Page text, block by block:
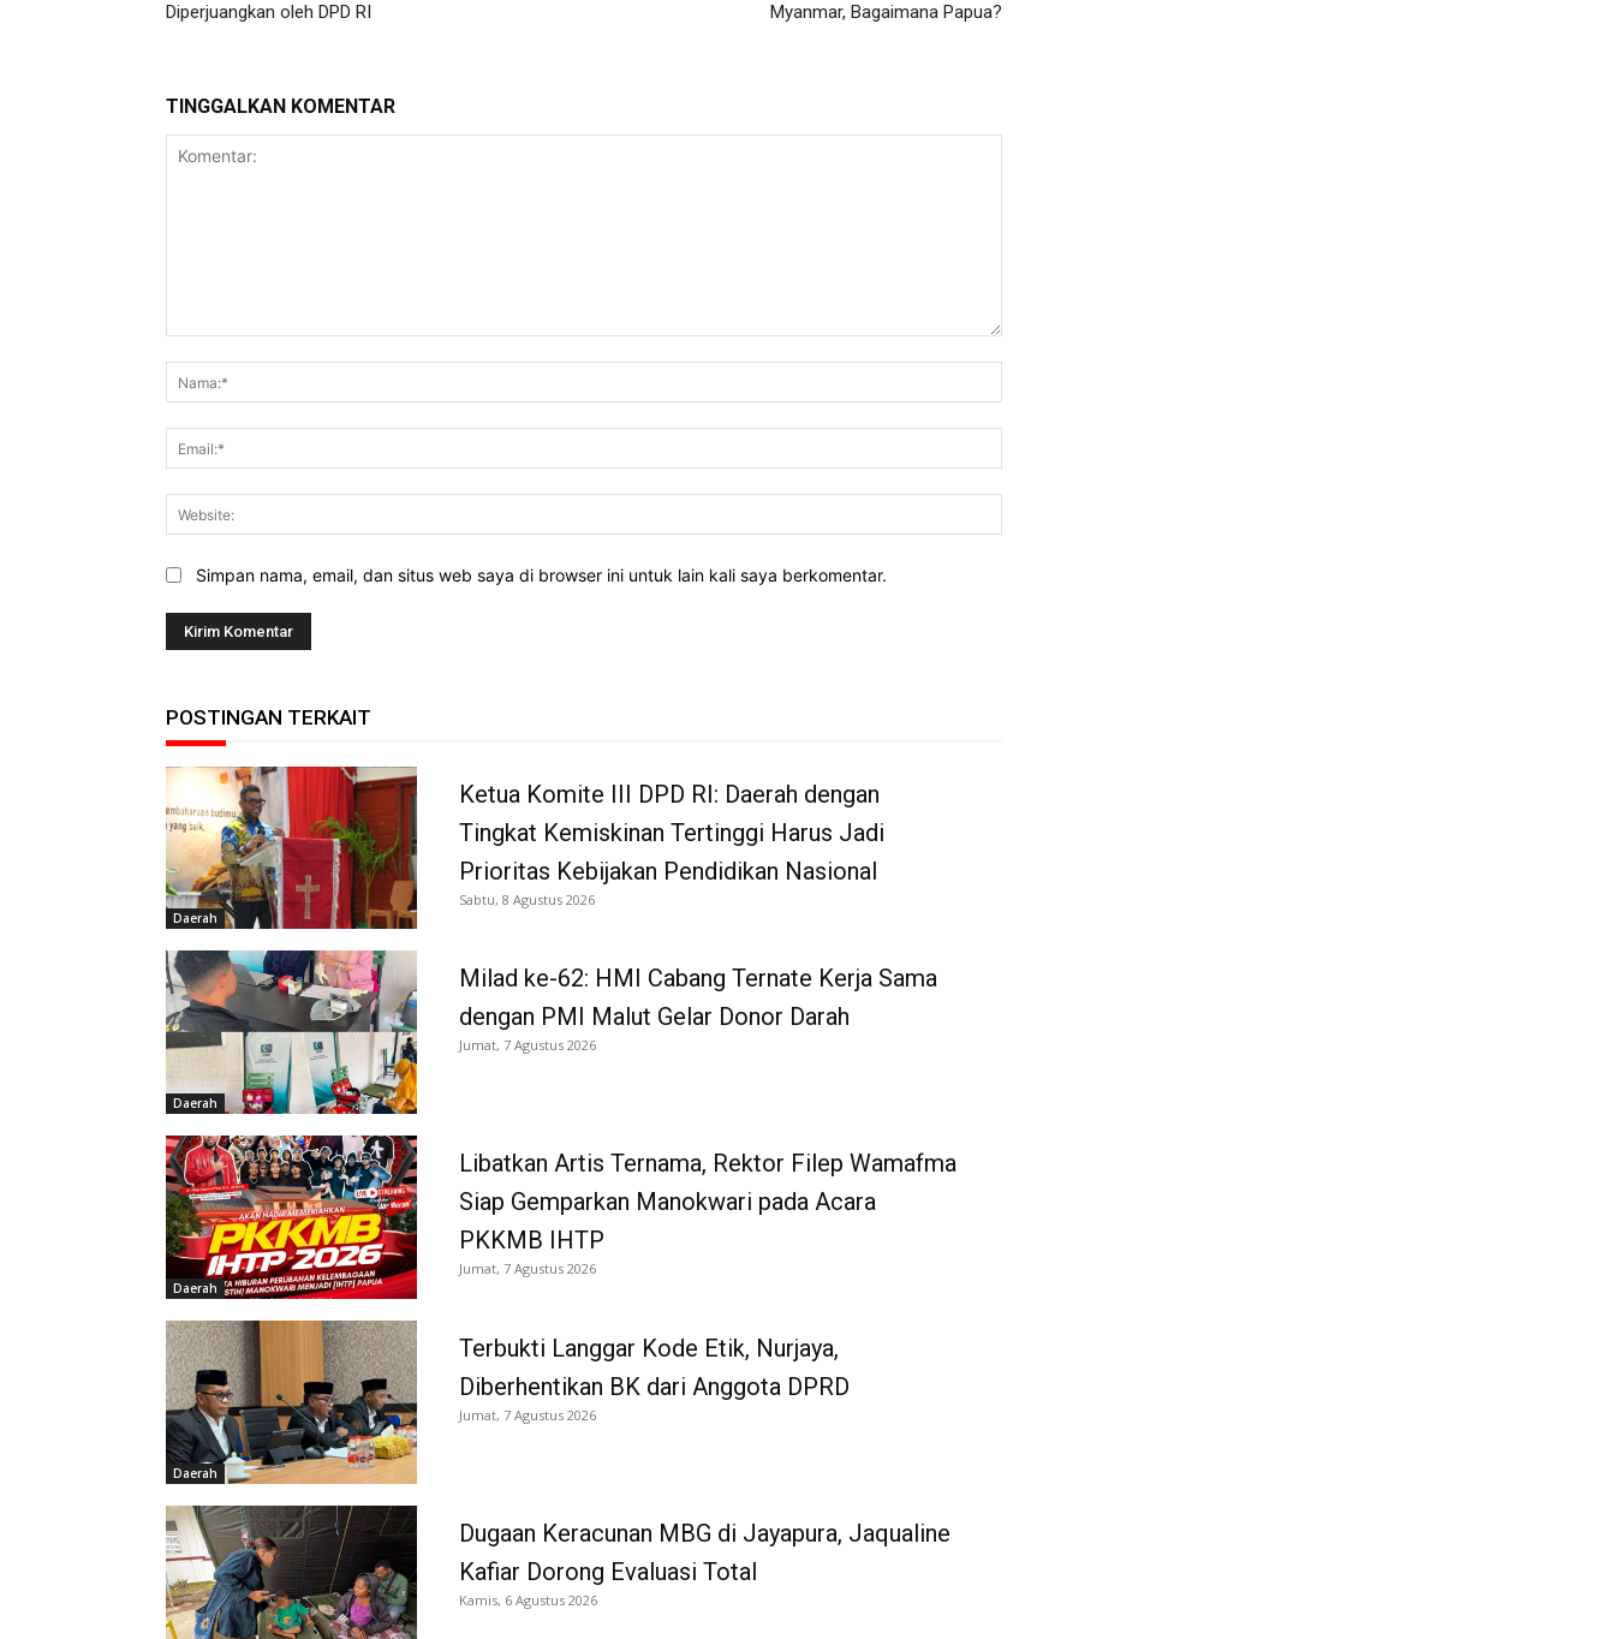
Diperjuangkan oleh DPD RI
Myanmar, Bagaimana Papua?
TINGGALKAN KOMENTAR
Simpan nama, email, dan situs web saya di browser ini untuk lain kali saya berkomentar.
POSTINGAN TERKAIT
Daerah
Ketua Komite III DPD RI: Daerah dengan
Tingkat Kemiskinan Tertinggi Harus Jadi
Prioritas Kebijakan Pendidikan Nasional
Sabtu, 8 Agustus 2026
Daerah
Milad ke-62: HMI Cabang Ternate Kerja Sama
dengan PMI Malut Gelar Donor Darah
Jumat, 7 Agustus 2026
Daerah
Libatkan Artis Ternama, Rektor Filep Wamafma
Siap Gemparkan Manokwari pada Acara
PKKMB IHTP
Jumat, 7 Agustus 2026
Daerah
Terbukti Langgar Kode Etik, Nurjaya,
Diberhentikan BK dari Anggota DPRD
Jumat, 7 Agustus 2026
Dugaan Keracunan MBG di Jayapura, Jaqualine
Kafiar Dorong Evaluasi Total
Kamis, 6 Agustus 2026